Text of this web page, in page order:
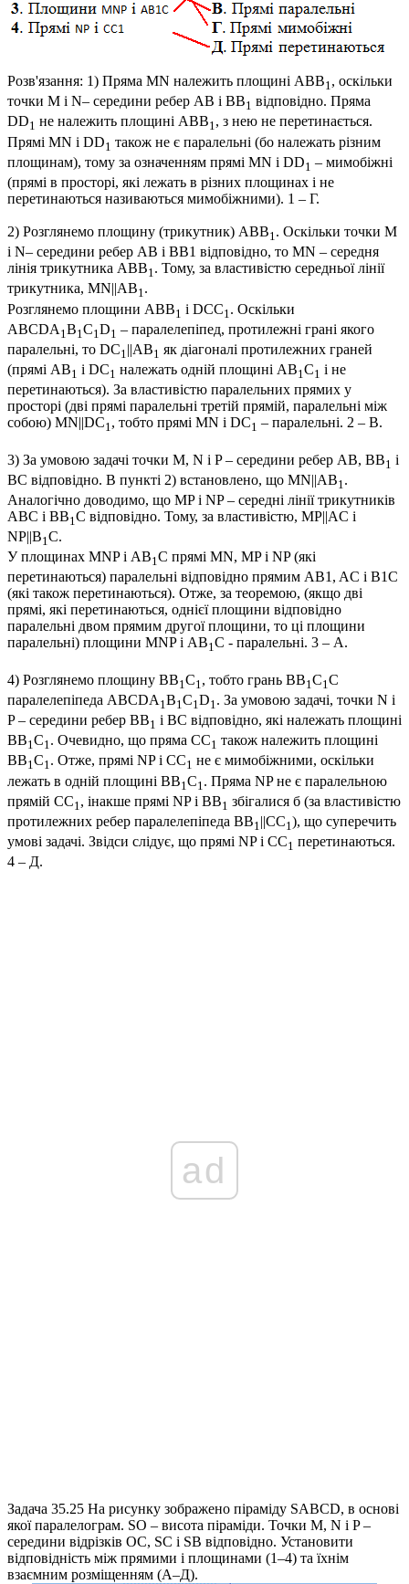
Розв'язання: 1) Пряма MN належить площині ABB1, оскільки
точки M і N– середини ребер AB і BB1 відповідно. Пряма
DD1 не належить площині ABB1, з нею не перетинається.
Прямі MN і DD1 також не є паралельні (бо належать різним
площинам), тому за означенням прямі MN і DD1 – мимобіжні
(прямі в просторі, які лежать в різних площинах і не
перетинаються називаються мимобіжними). 1 – Г.
2) Розглянемо площину (трикутник) ABB1. Оскільки точки M
і N– середини ребер AB і BB1 відповідно, то MN – середня
лінія трикутника ABB1. Тому, за властивістю середньої лінії
трикутника, MN||AB1.
Розглянемо площини ABB1 і DCC1 . Оскільки
ABCDA 1 B1 C1 D1 – паралелепіпед, протилежні грані якого
паралельні, то DC1||AB1 як діагоналі протилежних граней
(прямі AB1 і DC1 належать одній площині AB1C1 і не
перетинаються). За властивістю паралельних прямих у
просторі (дві прямі паралельні третій прямій, паралельні між
собою) MN||DC1, тобто прямі MN і DC1 – паралельні. 2 – В.
3) За умовою задачі точки M, N і P– середини ребер AB, BB1 і
BC відповідно. В пункті 2) встановлено, що MN||AB1 .
Аналогічно доводимо, що MP і NP– середні лінії трикутників
ABC і BB1C відповідно. Тому, за властивістю, MP||AC і
NP||B1C.
У площинах MNPі AB1C прямі MN, MP і NP(які
перетинаються) паралельні відповідно прямим AB1, AC і B1C
(які також перетинаються). Отже, за теоремою, (якщо дві
прямі, які перетинаються, однієї площини відповідно
паралельні двом прямим другої площини, то ці площини
паралельні) площини MNPі AB1C - паралельні. 3 – А.
4) Розглянемо площину BB1 C1 , тобто грань BB1 C1 C
паралелепіпеда ABCDA 1B1C1D1. За умовою задачі, точки N і
P– середини ребер BB1 і BC відповідно, які належать площині
BB1C1. Очевидно, що пряма CC1 також належить площині
BB1C1. Отже, прямі NPі CC1 не є мимобіжними, оскільки
лежать в одній площині BB1 C1 . Пряма NPне є паралельною
прямій CC1 , інакше прямі NPі BB1 збігалися б (за властивістю
протилежних ребер паралелепіпеда BB1||CC1), що суперечить
умові задачі. Звідси слідує, що прямі NPі CC1 перетинаються.
4 – Д.
ad
Задача 35.25 На рисунку зображено піраміду SABCD, в основі
якої паралелограм. SO – висота піраміди. Точки M, N і P–
середини відрізків OC, SC і SB відповідно. Установити
відповідність між прямими і площинами (1–4) та їхнім
взаємним розміщенням (А–Д).